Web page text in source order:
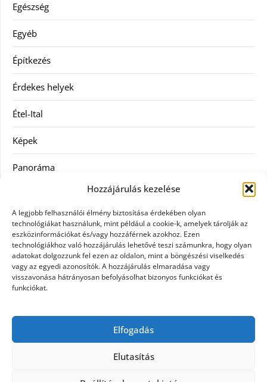
Hozzájárulás kezelése
A legjobb felhasználói élmény biztosítása érdekében olyan
technológiákat használunk, mint például a cookie-k, amelyek tárolják az
eszközinformációkat és/vagy hozzáférnek azokhoz. Ezen
technológiákhoz való hozzájárulás lehetővé teszi számunkra, hogy olyan
adatokat dolgozzunk fel ezen az oldalon, mint a böngészési viselkedés
vagy az egyedi azonosítók. A hozzájárulás elmaradása vagy
visszavonása hátrányosan befolyásolhat bizonyos funkciókat és
funkciókat.
Elfogadás
Elutasítás
Egészség
Egyéb
Építkezés
Érdekes helyek
Étel-Ital
Képek
Panoráma
Szolgáltatás
Vásárlás
Webáruházak
gin árak